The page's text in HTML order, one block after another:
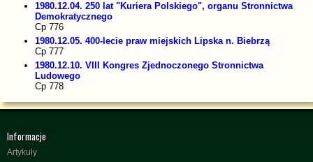
1980.12.04. 250 lat "Kuriera Polskiego", organu Stronnictwa
Demokratycznego
Cp 776
1980.12.05. 400-lecie praw miejskich Lipska n. Biebrzą
Cp 777
1980.12.10. VIII Kongres Zjednoczonego Stronnictwa
Ludowego
Cp 778
Informacje
Artykuły